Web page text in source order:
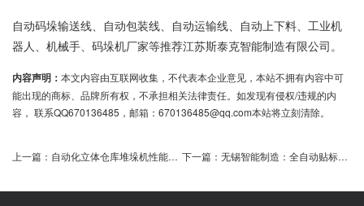
自动码垛输送线、自动包装线、自动运输线、自动上下料、工业机
器人、机械手、码垛机厂家等推荐江苏斯泰克智能制造有限公司。
内容声明： 本文内容由互联网收集，不代表本企业意见，本站不拥有内容中可
能出现的商标、品牌所有权，不承担相关法律责任。如发现有侵权/违规的内
容， 联系QQ670136485，邮箱：670136485@qq.com本站将立刻清除。
上一篇： 自动化立体仓库堆垛机性能与应用解析 下一篇： 无锡智能制造：全自动贴标机助力高效生产